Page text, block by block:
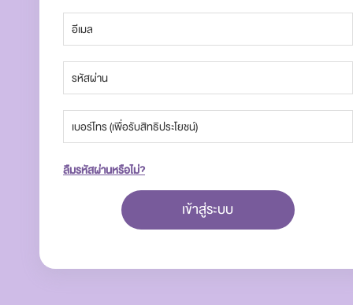
ลืมรหัสผ่านหรือไม่?
เข้าสู่ระบบ